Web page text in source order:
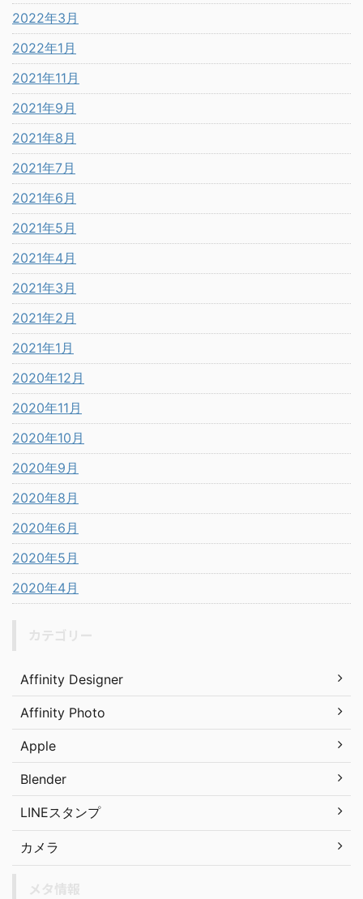
2022年3月
2022年1月
2021年11月
2021年9月
2021年8月
2021年7月
2021年6月
2021年5月
2021年4月
2021年3月
2021年2月
2021年1月
2020年12月
2020年11月
2020年10月
2020年9月
2020年8月
2020年6月
2020年5月
2020年4月
Affinity Designer
Affinity Photo
Apple
Blender
LINEスタンプ
カメラ